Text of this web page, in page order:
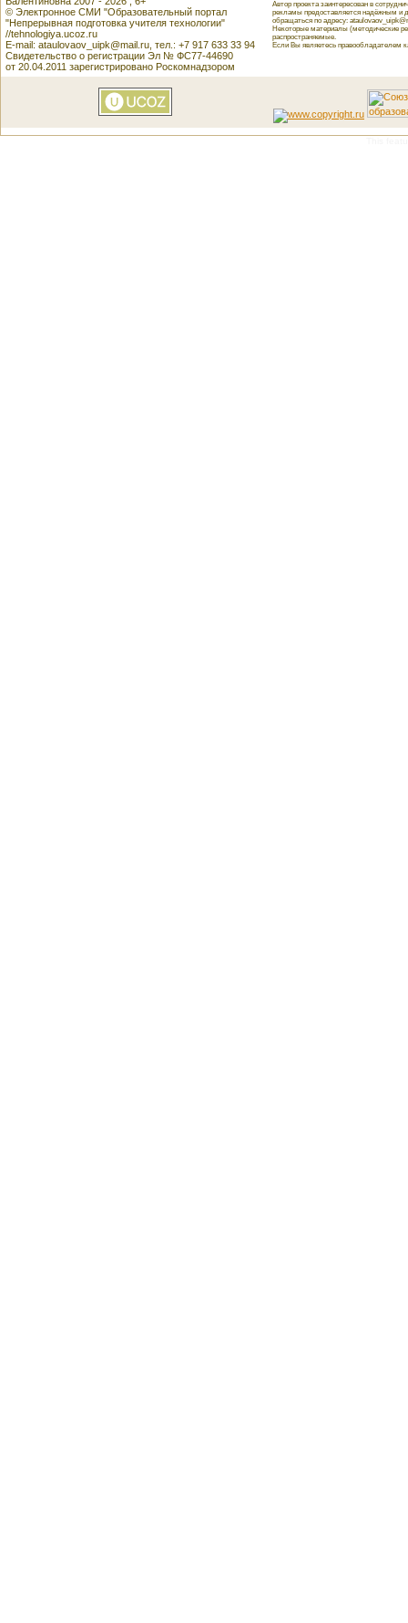
© Электронное СМИ "Образовательный портал
"Непрерывная подготовка учителя технологии"
//tehnologiya.ucoz.ru
E-mail: ataulovaov_uipk@mail.ru, тел.: +7 917 633 33 94
Свидетельство о регистрации Эл № ФС77-44690
от 20.04.2011 зарегистрировано Роскомнадзором
Автор проекта заинтересован в
рекламы предоставляется надёжным и
обращаться по адресу:
Некоторые материалы (методические
распространяемые.
Если Вы являетесь правообладателем